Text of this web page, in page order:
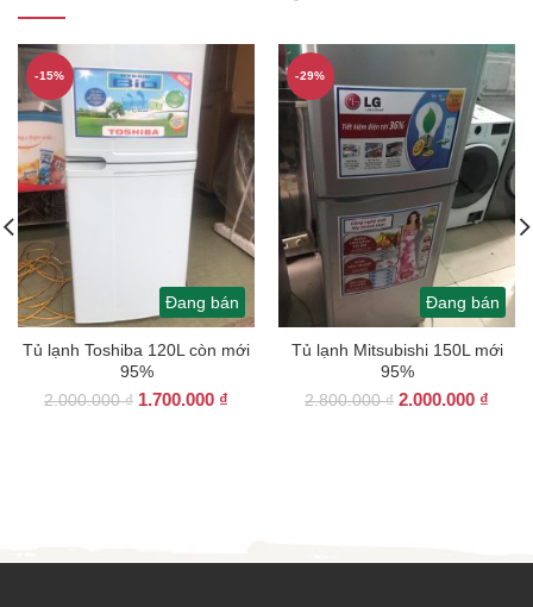
Đang bán
-15%
Tủ lạnh Toshiba 120L còn mới
95%
2.000.000₫ Giá
1.700.000 ₫
Đang bán
-29%
Tủ lạnh Mitsubishi 150L mới
95%
2.800.000₫ Giá
2.000.000 ₫